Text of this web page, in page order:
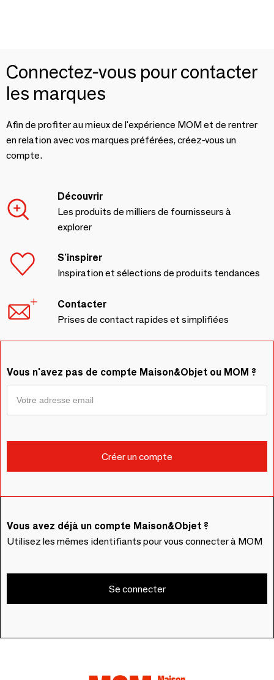
Connectez-vous pour contacter
les marques
Afin de profiter au mieux de l'expérience MOM et de rentrer
en relation avec vos marques préférées, créez-vous un
compte.
Découvrir
Les produits de milliers de fournisseurs à
explorer
S'inspirer
Inspiration et sélections de produits tendances
Contacter
Prises de contact rapides et simplifiées
Vous n'avez pas de compte Maison&Objet ou MOM ?
Vous avez déjà un compte Maison&Objet ?
Utilisez les mêmes identifiants pour vous connecter à MOM
Se connecter